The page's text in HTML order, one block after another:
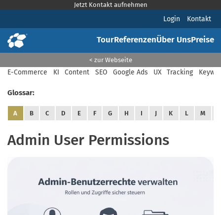
Jetzt Kontakt aufnehmen
Login Kontakt
TourReferenzenÜber UnsPreise
< zur Webseite
E-Commerce KI Content SEO Google Ads UX Tracking
Glossar:
A B C D E F G H I J K L M
Admin User Permissions